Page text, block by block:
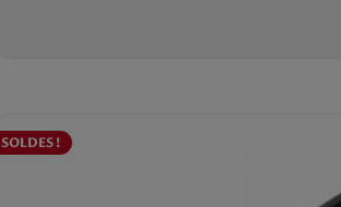
SOLDES !